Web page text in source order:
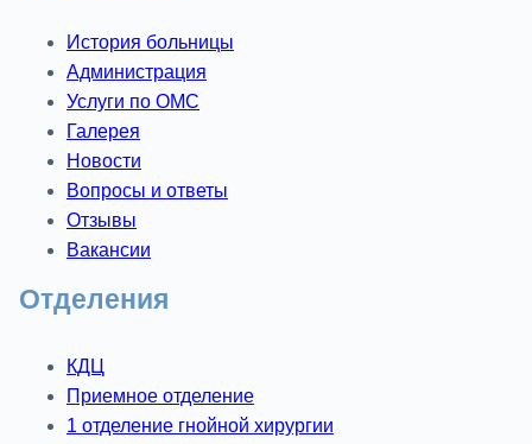
История больницы
Администрация
Услуги по ОМС
Галерея
Новости
Вопросы и ответы
Отзывы
Вакансии
Отделения
КДЦ
Приемное отделение
1 отделение гнойной хирургии